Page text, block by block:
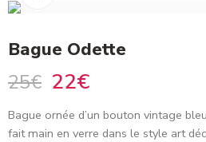
Bague Odette
25€ 22€
Bague ornée d’un bouton vintage
fait main en verre dans le style art